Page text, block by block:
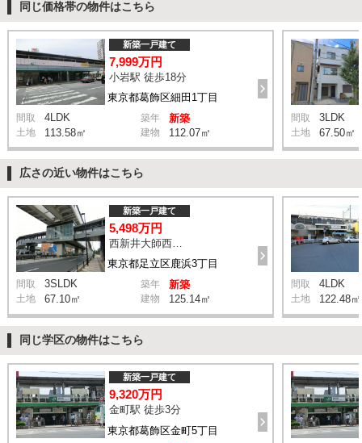
同じ価格帯の物件はこちら
東京都葛飾区細田1丁目
新築一戸建て
7,999万円
小岩駅 徒歩18分
間取 4LDK 築年 新築
土地 113.58㎡ 建物 112.07㎡
間取 3LDK
土地 67.50㎡
広さの近い物件はこちら
東京都足立区鹿浜3丁目
新築一戸建て
5,498万円
西新井大師西駅 鹿浜三丁目交差点 バス14分 停歩4分
間取 3SLDK 築年 新築
土地 67.10㎡ 建物 125.14㎡
間取 4LDK
土地 122.48㎡
同じ学区の物件はこちら
東京都葛飾区金町5丁目
新築一戸建て
9,320万円
金町駅 徒歩3分